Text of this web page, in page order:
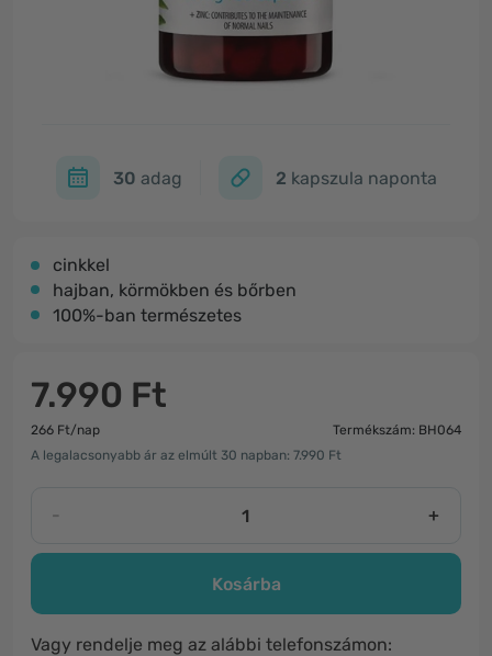
30 adag 2 kapszula naponta
cinkkel
hajban, körmökben és bőrben
100%-ban természetes
7.990 Ft
266 Ft/nap
Termékszám: BH064
A legalacsonyabb ár az elmúlt 30 napban: 7.990 Ft
- +
Kosárba
Vagy rendelje meg az alábbi telefonszámon: